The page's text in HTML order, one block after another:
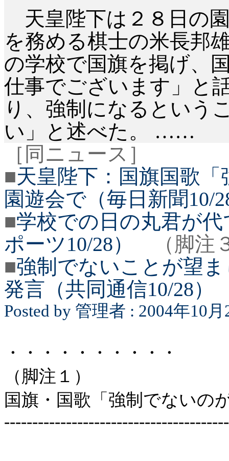
天皇陛下は２８日の
を務める棋士の米長邦
の学校で国旗を掲げ、
仕事でございます」と
り、強制になるという
い」と述べた。
……
［同ニュース］
■天皇陛下：国旗国歌
園遊会で（毎日新聞10/
■学校での日の丸君が
ポーツ10/28）
（脚注
■強制でないことが望
発言（共同通信10/28）
Posted by 管理者 : 2004年10月
・・・・・・・・・・
（脚注１）
国旗・国歌「強制でないの